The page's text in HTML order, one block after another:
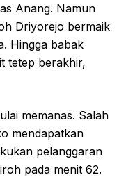
Anang. Namun
Driyorejo bermaik
Hingga babak
tetep berakhir,
memanas. Salah
mendapatkan
pelanggaran
pada menit 62.